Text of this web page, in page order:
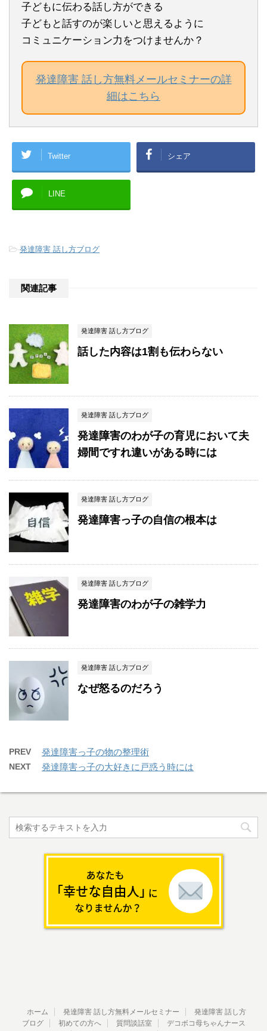
子どもに伝わる話し方ができる
子どもと話すのが楽しいと思えるように
コミュニケーション力をつけませんか？
発達障害 話し方無料メールセミナーの詳
細はこちら
Twitter シェア
LINE
-発達障害 話し方ブログ
関連記事
発達障害 話し方ブログ
話した内容は1割も伝わらない
発達障害 話し方ブログ
発達障害のわが子の育児において夫
婦間ですれ違いがある時には
発達障害 話し方ブログ
発達障害っ子の自信の根本は
発達障害 話し方ブログ
発達障害のわが子の雑学力
発達障害 話し方ブログ
なぜ怒るのだろう
PREV 発達障害っ子の物の整理術
NEXT 発達障害っ子の大好きに戸惑う時には
ホーム 発達障害 話し方無料メールセミナー
発達障害 話し方
ブログ
初めての方へ 質問談話室
デコボコ母ちゃんナース